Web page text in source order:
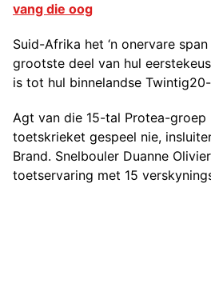
vang die oog
Suid-Afrika het ‘n onervare
grootste deel van hul
is tot hul binnelandse
Agt van die 15-tal Protea-groep
toetskrieket gespeel nie,
Brand. Snelbouler Duanne
toetservaring met 15